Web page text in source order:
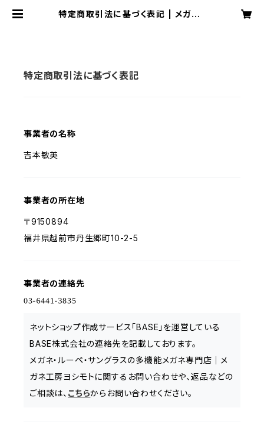
特定商取引法に基づく表記 | メガネ・
特定商取引法に基づく表記
事業者の名称
吉本敏英
事業者の所在地
〒9150894
福井県越前市丹生郷町10-2-5
事業者の連絡先
ネットショップ作成サービス「BASE」を運営している
BASE株式会社の連絡先を記載しております。
メガネ・ルーペ・サングラスの多機能メガネ専門店｜メ
ガネ工房ヨシモトに関するお問い合わせや、返品などの
ご相談は、 こちらからお問い合わせください。